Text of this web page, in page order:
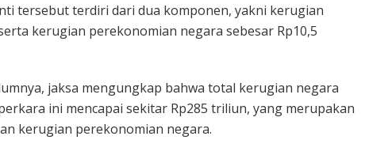
tersebut terdiri dari dua komponen, yakni kerugian
kerugian perekonomian negara sebesar Rp10,5
jaksa mengungkap bahwa total kerugian negara
ini mencapai sekitar Rp285 triliun, yang merupakan
kerugian perekonomian negara.